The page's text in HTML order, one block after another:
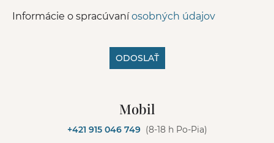
Informácie o spracúvaníosobných údajov
ODOSLAŤ
Mobil
+421 915 046 749 (8-18 h Po-Pia)